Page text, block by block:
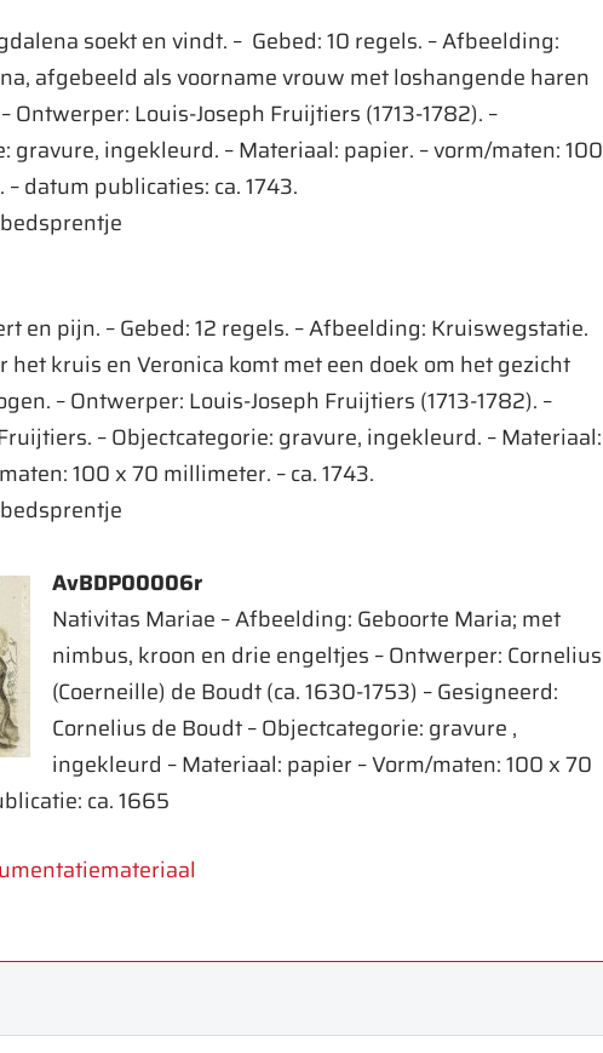
soekt en vindt. – Gebed: 10 regels. – Afbeelding:
afgebeeld als voorname vrouw met loshangende haren
Ontwerper: Louis-Joseph Fruijtiers (1713-1782). –
gravure, ingekleurd. – Materiaal: papier. – vorm/maten: 100
datum publicaties: ca. 1743.
en pijn. – Gebed: 12 regels. – Afbeelding: Kruiswegstatie.
het kruis en Veronica komt met een doek om het gezicht
– Ontwerper: Louis-Joseph Fruijtiers (1713-1782). –
– Objectcategorie: gravure, ingekleurd. – Materiaal:
100 x 70 millimeter. – ca. 1743.
AvBDP00006r
Nativitas Mariae – Afbeelding: Geboorte Maria; met
nimbus, kroon en drie engeltjes – Ontwerper: Cornelius
(Coerneille) de Boudt (ca. 1630-1753) – Gesigneerd:
Cornelius de Boudt – Objectcategorie: gravure ,
ingekleurd – Materiaal: papier – Vorm/maten: 100 x 70
ca. 1665